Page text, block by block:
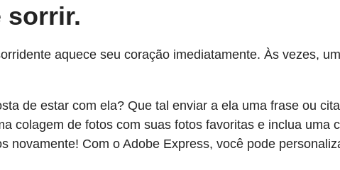
sorrir.
aquece seu coração imediatamente. Às vezes,
de estar com ela? Que tal enviar a ela uma frase ou
colagem de fotos com suas fotos favoritas e inclua uma
Com o Adobe Express, você pode